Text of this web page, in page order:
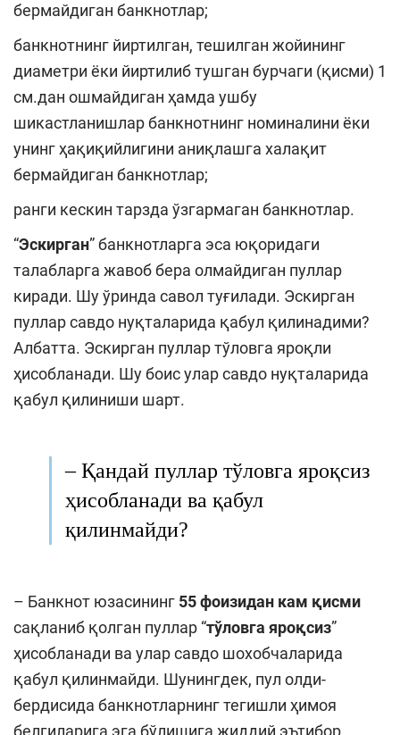
бермайдиган банкнотлар;
банкнотнинг йиртилган, тешилган жойининг
диаметри ёки йиртилиб тушган бурчаги (қисми) 1
см.дан ошмайдиган ҳамда ушбу
шикастланишлар банкнотнинг номиналини ёки
унинг ҳақиқийлигини аниқлашга халақит
бермайдиган банкнотлар;
ранги кескин тарзда ўзгармаган банкнотлар.
“Эскирган” банкнотларга эса юқоридаги
талабларга жавоб бера олмайдиган пуллар
киради. Шу ўринда савол туғилади. Эскирган
пуллар савдо нуқталарида қабул қилинадими?
Албатта. Эскирган пуллар тўловга яроқли
ҳисобланади. Шу боис улар савдо нуқталарида
қабул қилиниши шарт.
– Қандай пуллар тўловга яроқсиз
ҳисобланади ва қабул
қилинмайди?
– Банкнот юзасининг 55 фоизидан кам қисми
сақланиб қолган пуллар “тўловга яроқсиз”
ҳисобланади ва улар савдо шохобчаларида
қабул қилинмайди. Шунингдек, пул олди-
бердисида банкнотларнинг тегишли ҳимоя
белгиларига эга бўлишига жиддий эътибор